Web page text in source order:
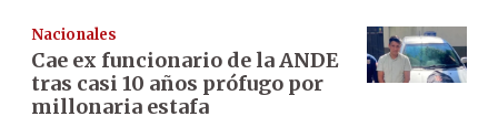
Nacionales
Cae ex funcionario de la ANDE
tras casi 10 años prófugo por
millonaria estafa